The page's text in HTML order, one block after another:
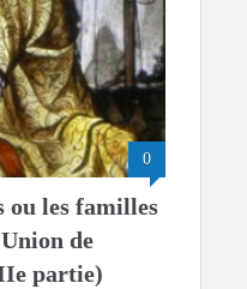
0
ou les familles
de
partie)